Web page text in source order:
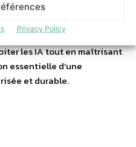
Privacy Policy
moderne
de Cato Networks et de
offre aux organisations un
les IA tout en maîtrisant
essentielle d’une
et durable.